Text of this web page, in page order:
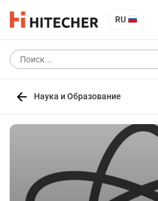
RU
Наука и Образование